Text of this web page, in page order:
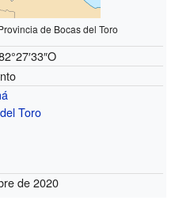
de Bocas del Toro
Toro
de 2020